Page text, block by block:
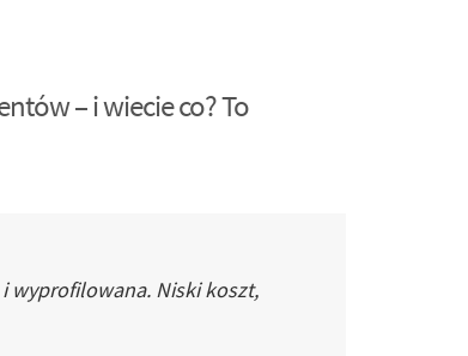
– i wiecie co? To
wyprofilowana. Niski koszt,